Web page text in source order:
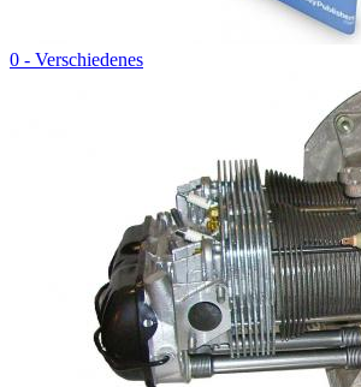
0 - Verschiedenes